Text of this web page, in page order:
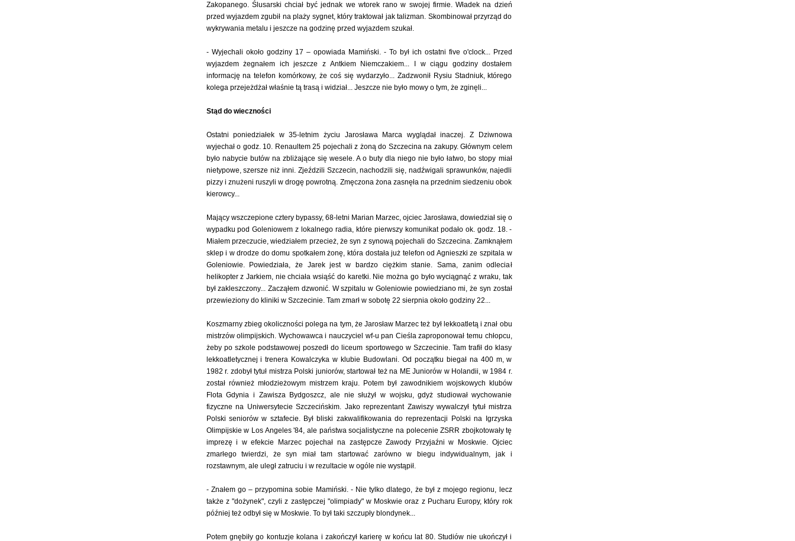
Zakopanego. Ślusarski chciał być jednak we wtorek rano w swojej firmie. Władek na dzień
przed wyjazdem zgubił na plaży sygnet, który traktował jak talizman. Skombinował przyrząd do
wykrywania metalu i jeszcze na godzinę przed wyjazdem szukał.
- Wyjechali około godziny 17 – opowiada Mamiński. - To był ich ostatni five o'clock... Przed
wyjazdem żegnałem ich jeszcze z Antkiem Niemczakiem... I w ciągu godziny dostałem
informację na telefon komórkowy, że coś się wydarzyło... Zadzwonił Rysiu Stadniuk, którego
kolega przejeżdżał właśnie tą trasą i widział... Jeszcze nie było mowy o tym, że zginęli...
Stąd do wieczności
Ostatni poniedziałek w 35-letnim życiu Jarosława Marca wyglądał inaczej. Z Dziwnowa
wyjechał o godz. 10. Renaultem 25 pojechali z żoną do Szczecina na zakupy. Głównym celem
było nabycie butów na zbliżające się wesele. A o buty dla niego nie było łatwo, bo stopy miał
nietypowe, szersze niż inni. Zjeździli Szczecin, nachodzili się, nadźwigali sprawunków, najedli
pizzy i znużeni ruszyli w drogę powrotną. Zmęczona żona zasnęła na przednim siedzeniu obok
kierowcy...
Mający wszczepione cztery bypassy, 68-letni Marian Marzec, ojciec Jarosława, dowiedział się o
wypadku pod Goleniowem z lokalnego radia, które pierwszy komunikat podało ok. godz. 18. -
Miałem przeczucie, wiedziałem przecież, że syn z synową pojechali do Szczecina. Zamknąłem
sklep i w drodze do domu spotkałem żonę, która dostała już telefon od Agnieszki ze szpitala w
Goleniowie. Powiedziała, że Jarek jest w bardzo ciężkim stanie. Sama, zanim odleciał
helikopter z Jarkiem, nie chciała wsiąść do karetki. Nie można go było wyciągnąć z wraku, tak
był zakleszczony... Zacząłem dzwonić. W szpitalu w Goleniowie powiedziano mi, że syn został
przewieziony do kliniki w Szczecinie. Tam zmarł w sobotę 22 sierpnia około godziny 22...
Koszmarny zbieg okoliczności polega na tym, że Jarosław Marzec też był lekkoatletą i znał obu
mistrzów olimpijskich. Wychowawca i nauczyciel wf-u pan Cieśla zaproponował temu chłopcu,
żeby po szkole podstawowej poszedł do liceum sportowego w Szczecinie. Tam trafił do klasy
lekkoatletycznej i trenera Kowalczyka w klubie Budowlani. Od początku biegał na 400 m, w
1982 r. zdobył tytuł mistrza Polski juniorów, startował też na ME Juniorów w Holandii, w 1984 r.
został również młodzieżowym mistrzem kraju. Potem był zawodnikiem wojskowych klubów
Flota Gdynia i Zawisza Bydgoszcz, ale nie służył w wojsku, gdyż studiował wychowanie
fizyczne na Uniwersytecie Szczecińskim. Jako reprezentant Zawiszy wywalczył tytuł mistrza
Polski seniorów w sztafecie. Był bliski zakwalifikowania do reprezentacji Polski na Igrzyska
Olimpijskie w Los Angeles '84, ale państwa socjalistyczne na polecenie ZSRR zbojkotowały tę
imprezę i w efekcie Marzec pojechał na zastępcze Zawody Przyjaźni w Moskwie. Ojciec
zmarłego twierdzi, że syn miał tam startować zarówno w biegu indywidualnym, jak i
rozstawnym, ale uległ zatruciu i w rezultacie w ogóle nie wystąpił.
- Znałem go – przypomina sobie Mamiński. - Nie tylko dlatego, że był z mojego regionu, lecz
także z "dożynek", czyli z zastępczej "olimpiady" w Moskwie oraz z Pucharu Europy, który rok
później też odbył się w Moskwie. To był taki szczupły blondynek...
Potem gnębiły go kontuzje kolana i zakończył karierę w końcu lat 80. Studiów nie ukończył i